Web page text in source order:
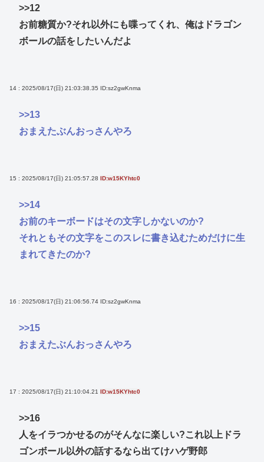
>>12
お前糖質か?それ以外にも喋ってくれ、俺はドラゴン
ボールの話をしたいんだよ
14 : 2025/08/17(日) 21:03:38.35 ID:sz2gwKnma
>>13
おまえたぶんおっさんやろ
15 : 2025/08/17(日) 21:05:57.28 ID:w15KYhtc0
>>14
お前のキーボードはその文字しかないのか?
それともその文字をこのスレに書き込むためだけに生
まれてきたのか?
16 : 2025/08/17(日) 21:06:56.74 ID:sz2gwKnma
>>15
おまえたぶんおっさんやろ
17 : 2025/08/17(日) 21:10:04.21 ID:w15KYhtc0
>>16
人をイラつかせるのがそんなに楽しい?これ以上ドラ
ゴンボール以外の話するなら出てけハゲ野郎